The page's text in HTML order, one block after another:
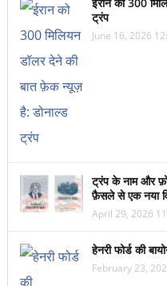
ट्रंप
June 16, 2026
ट्रंप के नाम और
फ़ैसले से एक नया
April 29, 2026
हेनरी फोर्ड की
February 23,